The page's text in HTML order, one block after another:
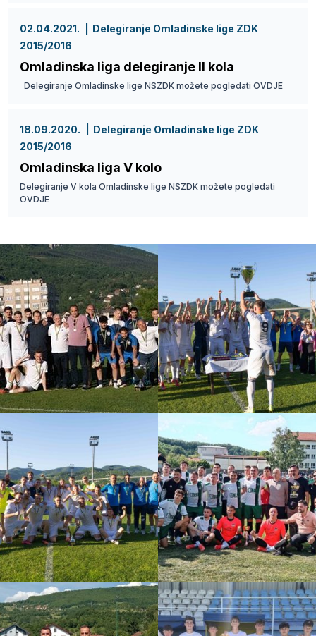
02.04.2021.
Delegiranje Omladinske lige ZDK
2015/2016
Omladinska liga delegiranje II kola
Delegiranje Omladinske lige NSZDK možete pogledati OVDJE
18.09.2020.
Delegiranje Omladinske lige ZDK
2015/2016
Omladinska liga V kolo
Delegiranje V kola Omladinske lige NSZDK možete pogledati
OVDJE